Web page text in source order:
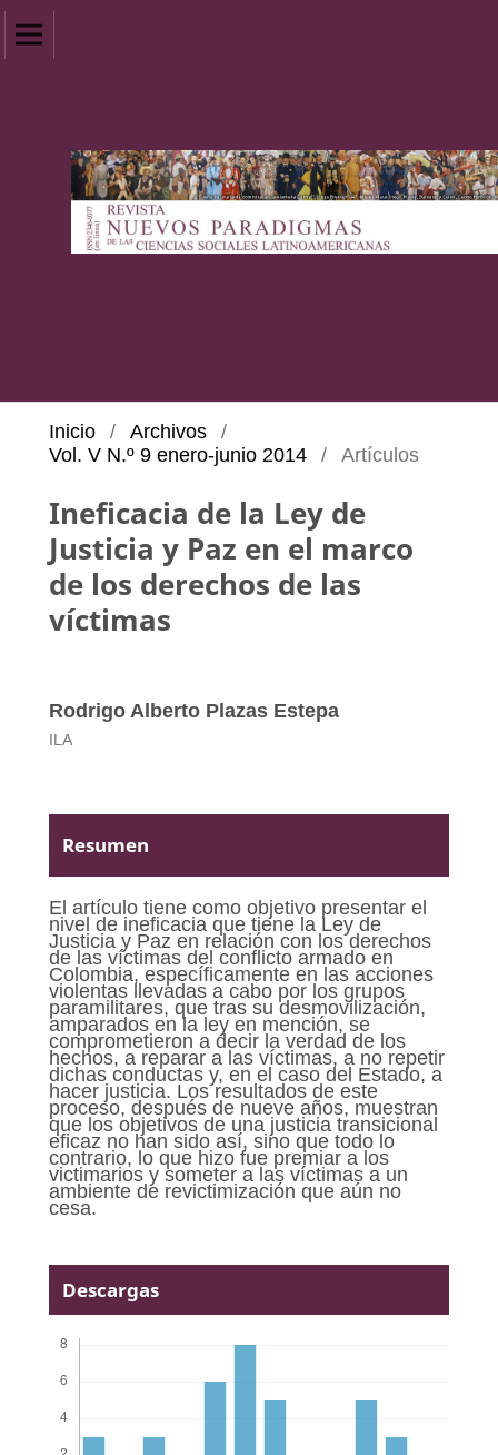
Inicio / Archivos
/
Vol. V N.º 9 enero-junio 2014
/ Artículos
Ineficacia de la Ley de
Justicia y Paz en el marco
de los derechos de las
víctimas
Rodrigo Alberto Plazas Estepa
ILA
Resumen
El artículo tiene como objetivo presentar el
nivel de ineficacia que tiene la Ley de
Justicia y Paz en relación con los derechos
de las víctimas del conflicto armado en
Colombia, específicamente en las acciones
violentas llevadas a cabo por los grupos
paramilitares, que tras su desmovilización,
amparados en la ley en mención, se
comprometieron a decir la verdad de los
hechos, a reparar a las víctimas, a no repetir
dichas conductas y, en el caso del Estado, a
hacer justicia. Los resultados de este
proceso, después de nueve años, muestran
que los objetivos de una justicia transicional
eficaz no han sido así, sino que todo lo
contrario, lo que hizo fue premiar a los
victimarios y someter a las víctimas a un
ambiente de revictimización que aún no
cesa.
Descargas